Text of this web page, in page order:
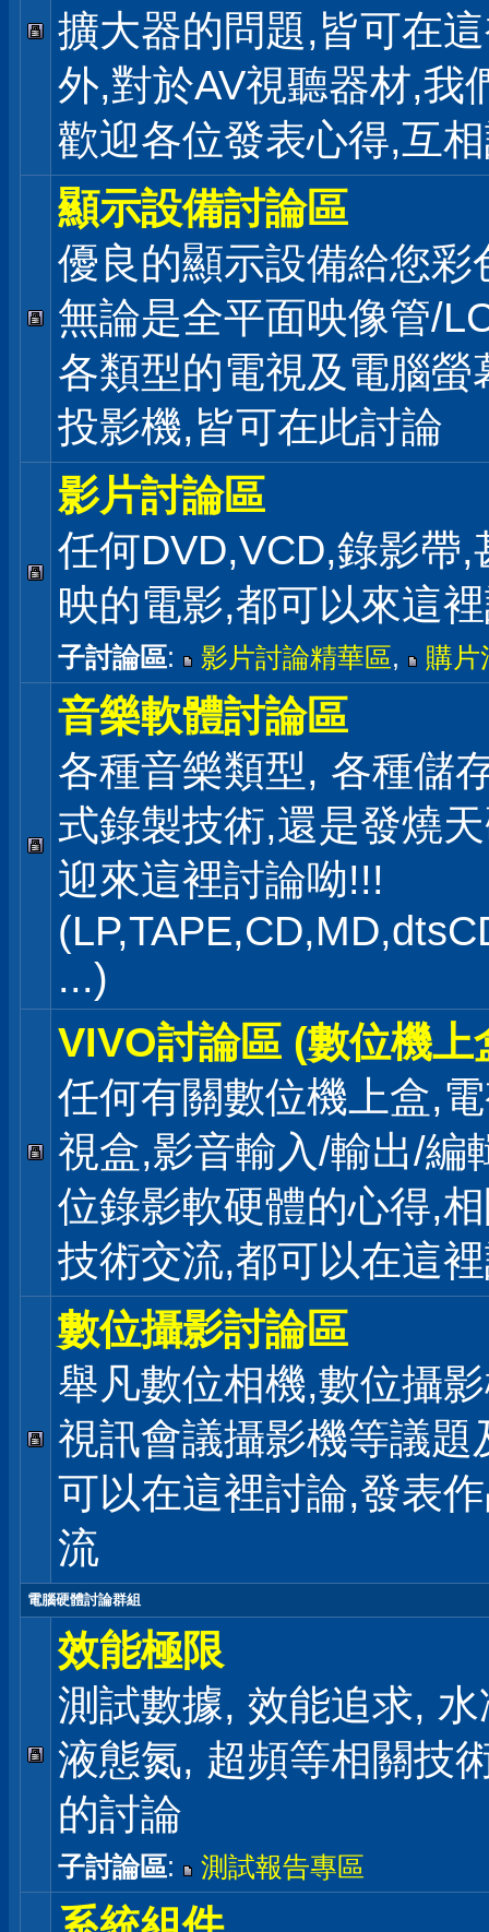
擴大器的問題,皆可在
外,對於AV視聽器材,我
歡迎各位發表心得,互
顯示設備討論區
優良的顯示設備給您彩
無論是全平面映像管/
各類型的電視及電腦螢
投影機,皆可在此討論
影片討論區
任何DVD,VCD,錄影帶,
映的電影,都可以來這
子討論區: 影片討論精華區, 購片
音樂軟體討論區
各種音樂類型, 各種儲
式錄製技術,還是發燒
迎來這裡討論呦!!!
...)
VIVO討論區 (數位機上
任何有關數位機上盒,
視盒,影音輸入/輸出/編
位錄影軟硬體的心得,
技術交流,都可以在這
數位攝影討論區
舉凡數位相機,數位攝
視訊會議攝影機等議題
可以在這裡討論,發表
流
電腦硬體討論群組
效能極限
測試數據, 效能追求,
液態氮, 超頻等相關技
的討論
子討論區: 測試報告專區